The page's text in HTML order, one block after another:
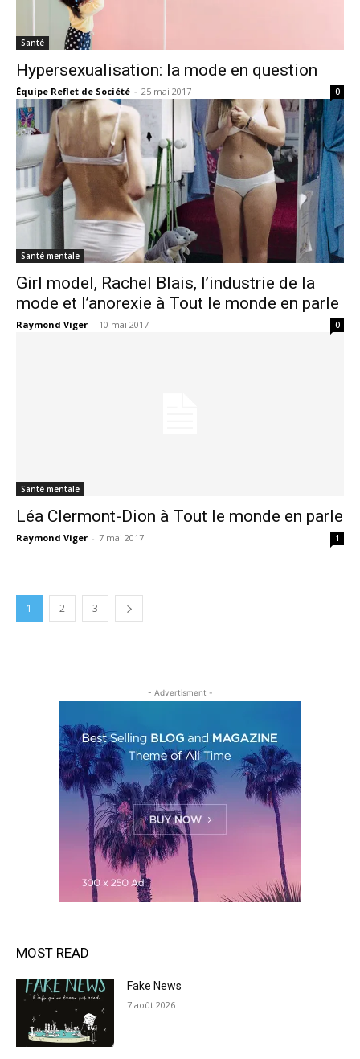
Santé
Hypersexualisation: la mode en question
Équipe Reflet de Société - 25 mai 2017 0
Santé mentale
Girl model, Rachel Blais, l’industrie de la
mode et l’anorexie à Tout le monde en parle
Raymond Viger - 10 mai 2017 0
Santé mentale
Léa Clermont-Dion à Tout le monde en parle
Raymond Viger - 7 mai 2017 1
1 2 3
- Advertisment -
MOST READ
Fake News
7 août 2026